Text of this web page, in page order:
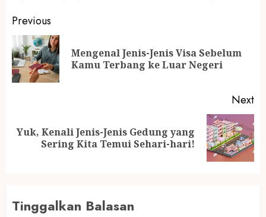
Post
navigation
Previous
Mengenal Jenis-Jenis Visa Sebelum
Kamu Terbang ke Luar Negeri
Next
Next
Yuk, Kenali Jenis-Jenis Gedung yang
Sering Kita Temui Sehari-hari!
Tinggalkan Balasan